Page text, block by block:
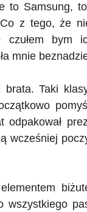
Samsung,
Co z tego, że
bym
mnie
Taki
odpakował
wcześniej